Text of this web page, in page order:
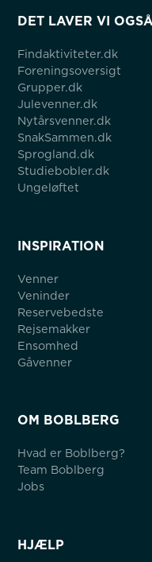
DET LAVER VI OGSÅ
Findaktiviteter.dk
Foreningsoversigt
Grupper.dk
Julevenner.dk
Nytårsvenner.dk
SnakSammen.dk
Sprogland.dk
Studiebobler.dk
Ungeløftet
INSPIRATION
Venner
Veninder
Reservebedste
Rejsemakker
Ensomhed
Gåvenner
OM BOBLBERG
Hvad er Boblberg?
Team Boblberg
Jobs
HJÆLP